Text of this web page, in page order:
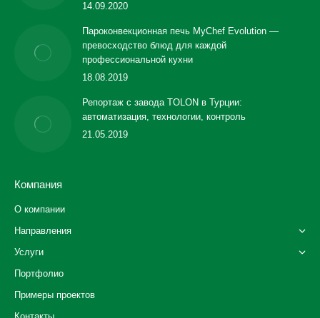
14.09.2020
Пароконвекционная печь MyChef Evolution —
превосходство блюд для каждой
профессиональной кухни
18.08.2019
Репортаж с завода TOLON в Турции:
автоматизация, технологии, контроль
21.05.2019
Компания
О компании
Направления
Услуги
Портфолио
Примеры проектов